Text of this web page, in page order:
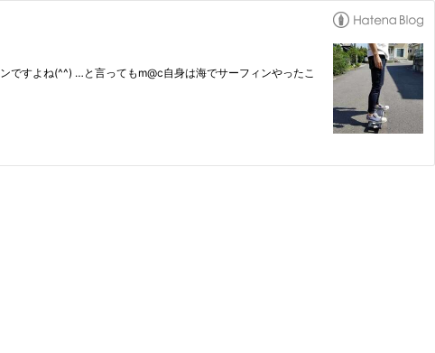
ですよね(^^) …と言ってもm@c自身は海でサーフィンやったこ